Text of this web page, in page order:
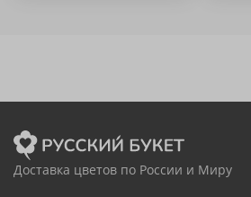
Доставка цветов по России и Миру